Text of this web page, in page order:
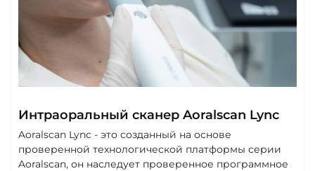
Интраоральный сканер Aoralscan Lync
Aoralscan Lync - это созданный на основе
проверенной технологической платформы серии
Aoralscan, он наследует проверенное программное